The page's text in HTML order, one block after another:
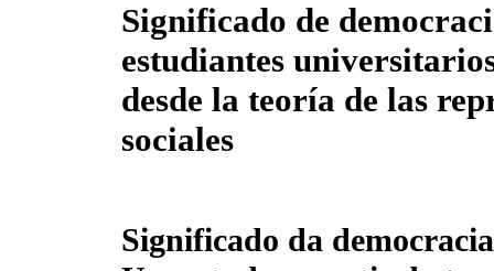
Significado de
estudiantes
desde la teoría de las
sociales
Significado da